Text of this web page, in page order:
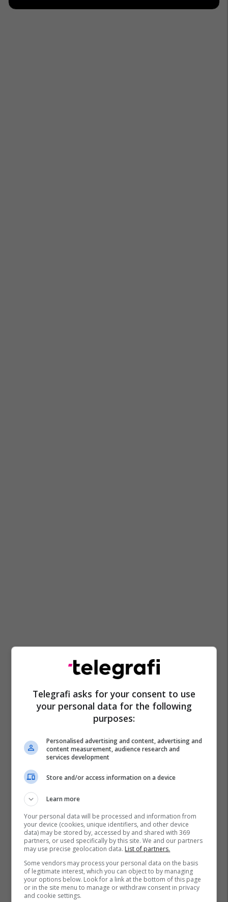
Telegrafi asks for your consent to use
your personal data for the following
purposes:
Personalised advertising and content, advertising and
content measurement, audience research and
services development
Store and/or access information on a device
Learn more
Your personal data will be processed and information from
your device (cookies, unique identifiers, and other device
data) may be stored by, accessed by and shared with 369
partners, or used specifically by this site. We and our partners
may use precise geolocation data. List of partners.
Some vendors may process your personal data on the basis
of legitimate interest, which you can object to by managing
your options below. Look for a link at the bottom of this page
or in the site menu to manage or withdraw consent in privacy
and cookie settings.